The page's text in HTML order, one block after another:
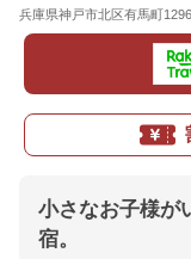
兵庫県神戸市北区有馬町1296
小さなお子様が
宿。